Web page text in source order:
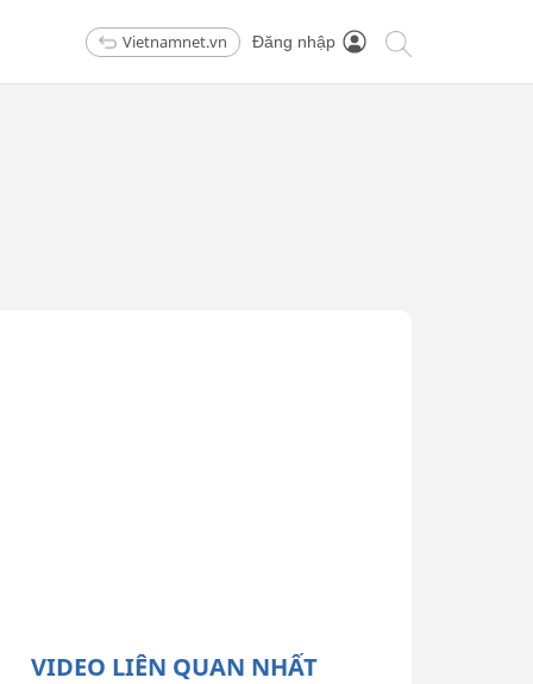
Vietnamnet.vn Đăng nhập
VIDEO LIÊN QUAN NHẤT